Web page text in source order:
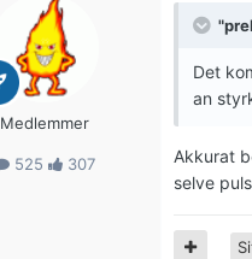
Medlemmer
525 307
Det
an
Akkurat
selve